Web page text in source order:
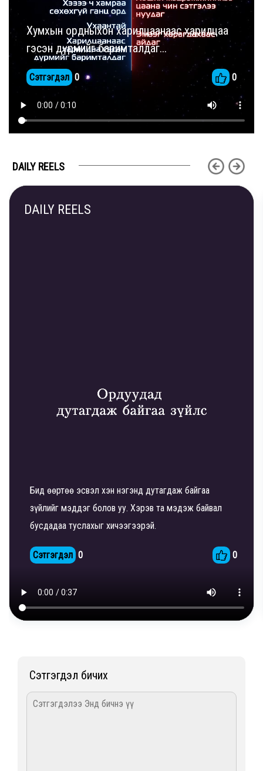
Хумхын ордныхон харилцаанаас харилцаа
гэсэн дүрмийг баримталдаг...
Сэтгэгдэл 0 0
DAILY REELS
DAILY REELS
Бид өөртөө эсвэл хэн нэгэнд дутагдаж байгаа
зүйлийг мэддэг болов уу. Хэрэв та мэдэж байвал
бусдадаа туслахыг хичээгээрэй.
Сэтгэгдэл 0 0
Сэтгэгдэл бичих